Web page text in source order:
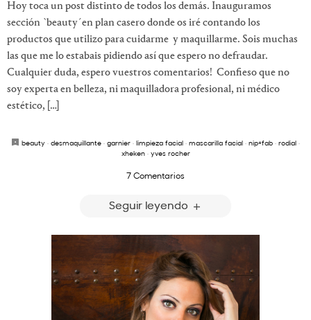
Hoy toca un post distinto de todos los demás. Inauguramos
sección `beauty´en plan casero donde os iré contando los
productos que utilizo para cuidarme y maquillarme. Sois muchas
las que me lo estabais pidiendo así que espero no defraudar.
Cualquier duda, espero vuestros comentarios! Confieso que no
soy experta en belleza, ni maquilladora profesional, ni médico
estético, […]
beauty · desmaquillante · garnier · limpieza facial · mascarilla facial · nip+fab · rodial ·
xheken· yves rocher
7 Comentarios
Seguir leyendo